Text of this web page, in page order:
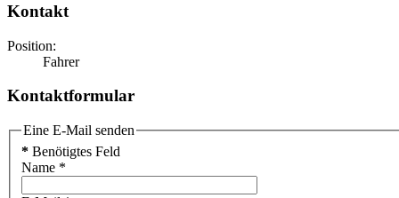
Kontakt
Position:
Fahrer
Kontaktformular
Eine E-Mail senden
* Benötigtes Feld
Name *